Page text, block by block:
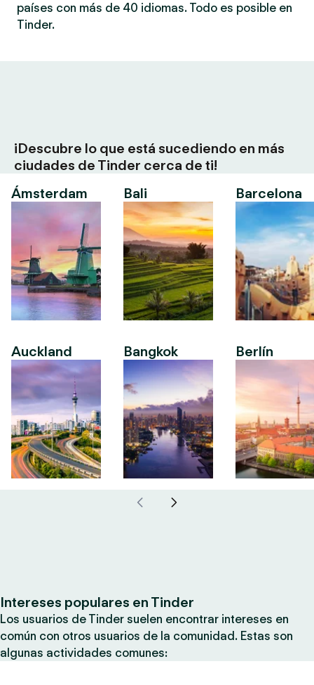
países con más de 40 idiomas. Todo es posible en
Tinder.
¡Descubre lo que está sucediendo en más
ciudades de Tinder cerca de ti!
Ámsterdam
Auckland
Bali
Bangkok
Barcelona
Berlín
Intereses populares en Tinder
Los usuarios de Tinder suelen encontrar intereses en
común con otros usuarios de la comunidad. Estas son
algunas actividades comunes: